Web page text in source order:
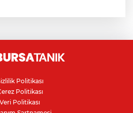
Başkanı hakkında
vatandaşa zorla hesap açtırıp
aklayan çeteye operasyon
Politikası
Politikası
Veri Politikası